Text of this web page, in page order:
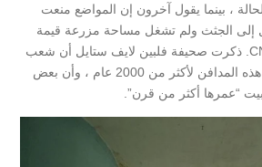
، بينما يقول آخرون إن المواضع منعت
إلى الجثث ولم تشغل مساحة مزرعة قيمة
للدفن ، وفقًا لشبكة CNN. ذكرت صحيفة فلبين لايف ستايل أن شعب
ساغادا قد مارس مثل هذه المدافن لأكثر من 2000 عام ، وأن بعض
“عمرها أكثر من قرن”.